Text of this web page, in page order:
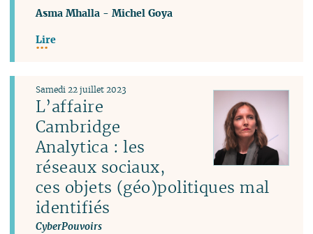
Asma Mhalla -Michel Goya
Lire
L’affaire
Cambridge
Analytica : les
réseaux sociaux,
ces objets (géo)politiques mal
identifiés
CyberPouvoirs
Samedi 22 juillet 2023